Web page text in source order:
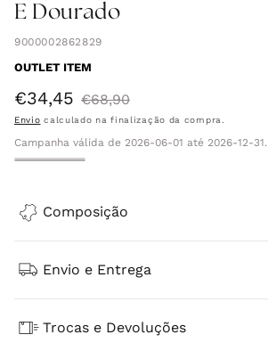
E Dourado
9000002862829
OUTLET ITEM
Preço
de
saldo
€34,45 Preço
normal
€68,90
Envio calculado na finalização da compra.
Campanha válida de 2026-06-01 até 2026-12-31.
Composição
Envio e Entrega
Trocas e Devoluções